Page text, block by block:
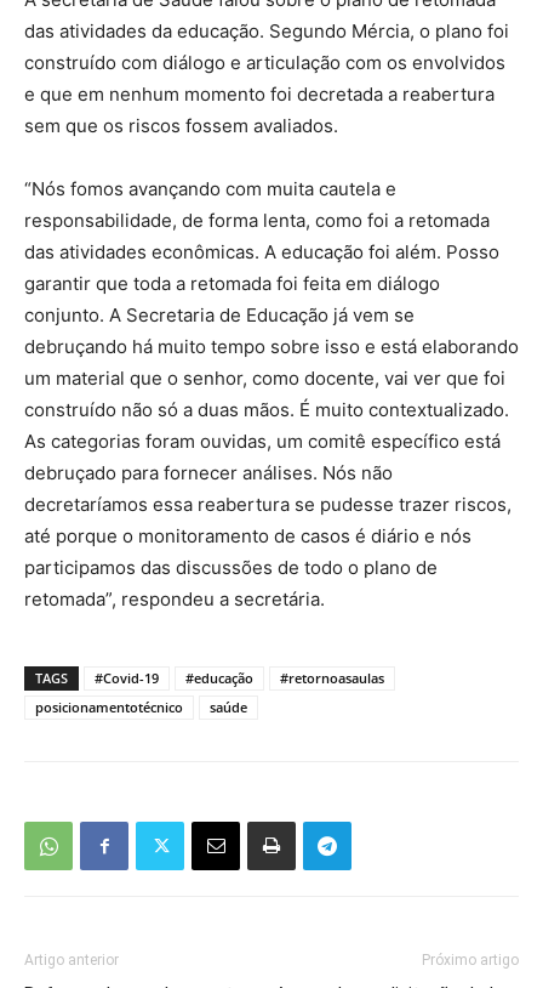
das atividades da educação. Segundo Mércia, o plano foi
construído com diálogo e articulação com os envolvidos
e que em nenhum momento foi decretada a reabertura
sem que os riscos fossem avaliados.
“Nós fomos avançando com muita cautela e
responsabilidade, de forma lenta, como foi a retomada
das atividades econômicas. A educação foi além. Posso
garantir que toda a retomada foi feita em diálogo
conjunto. A Secretaria de Educação já vem se
debruçando há muito tempo sobre isso e está elaborando
um material que o senhor, como docente, vai ver que foi
construído não só a duas mãos. É muito contextualizado.
As categorias foram ouvidas, um comitê específico está
debruçado para fornecer análises. Nós não
decretaríamos essa reabertura se pudesse trazer riscos,
até porque o monitoramento de casos é diário e nós
participamos das discussões de todo o plano de
retomada”, respondeu a secretária.
TAGS #Covid-19 #educação
#retornoasaulas
posicionamentotécnico
saúde
Artigo anterior Próximo artigo